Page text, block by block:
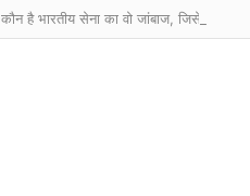
कौन है भारतीय सेना का वो जांबाज, जिसे सबसे